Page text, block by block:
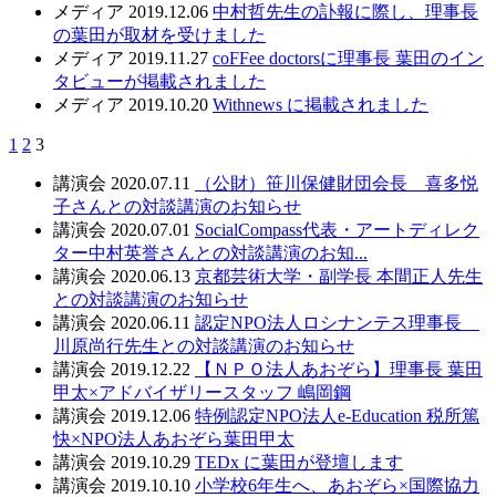
メディア 2019.12.06 中村哲先生の訃報に際し、理事長
の葉田が取材を受けました
メディア 2019.11.27 coFFee doctorsに理事長 葉田のイン
タビューが掲載されました
メディア 2019.10.20 Withnews に掲載されました
1 2 3
講演会 2020.07.11
（公財）笹川保健財団会長 喜多悦
子さんとの対談講演のお知らせ
講演会 2020.07.01 SocialCompass代表・アートディレク
ター中村英誉さんとの対談講演のお知...
講演会 2020.06.13 京都芸術大学・副学長 本間正人先生
との対談講演のお知らせ
講演会 2020.06.11 認定NPO法人ロシナンテス理事長
川原尚行先生との対談講演のお知らせ
講演会 2019.12.22
【ＮＰＯ法人あおぞら】理事長 葉田
甲太×アドバイザリースタッフ 嶋岡鋼
講演会 2019.12.06 特例認定NPO法人e-Education 税所篤
快×NPO法人あおぞら葉田甲太
講演会 2019.10.29 TEDx に葉田が登壇します
講演会 2019.10.10 小学校6年生へ、あおぞら×国際協力